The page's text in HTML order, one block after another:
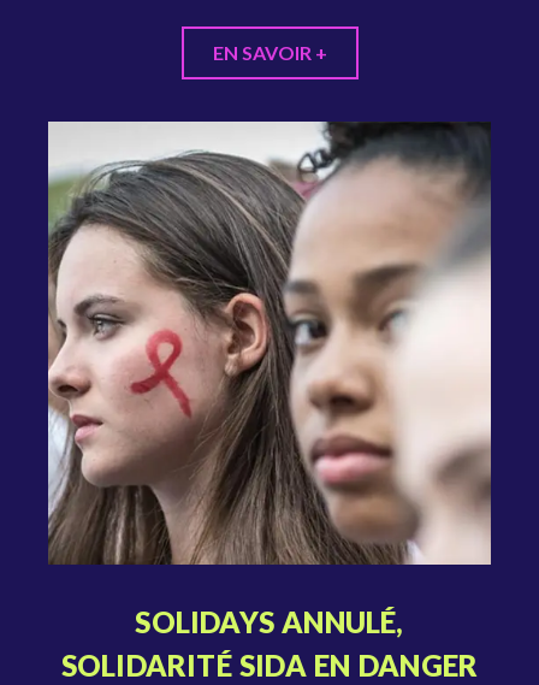
EN SAVOIR +
SOLIDAYS ANNULÉ,
SOLIDARITÉ SIDA EN DANGER